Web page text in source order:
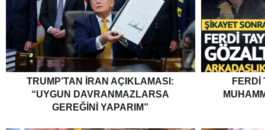
TRUMP’TAN İRAN AÇIKLAMASI:
“UYGUN DAVRANMAZLARSA
GEREĞINI YAPARIM”
FERDI